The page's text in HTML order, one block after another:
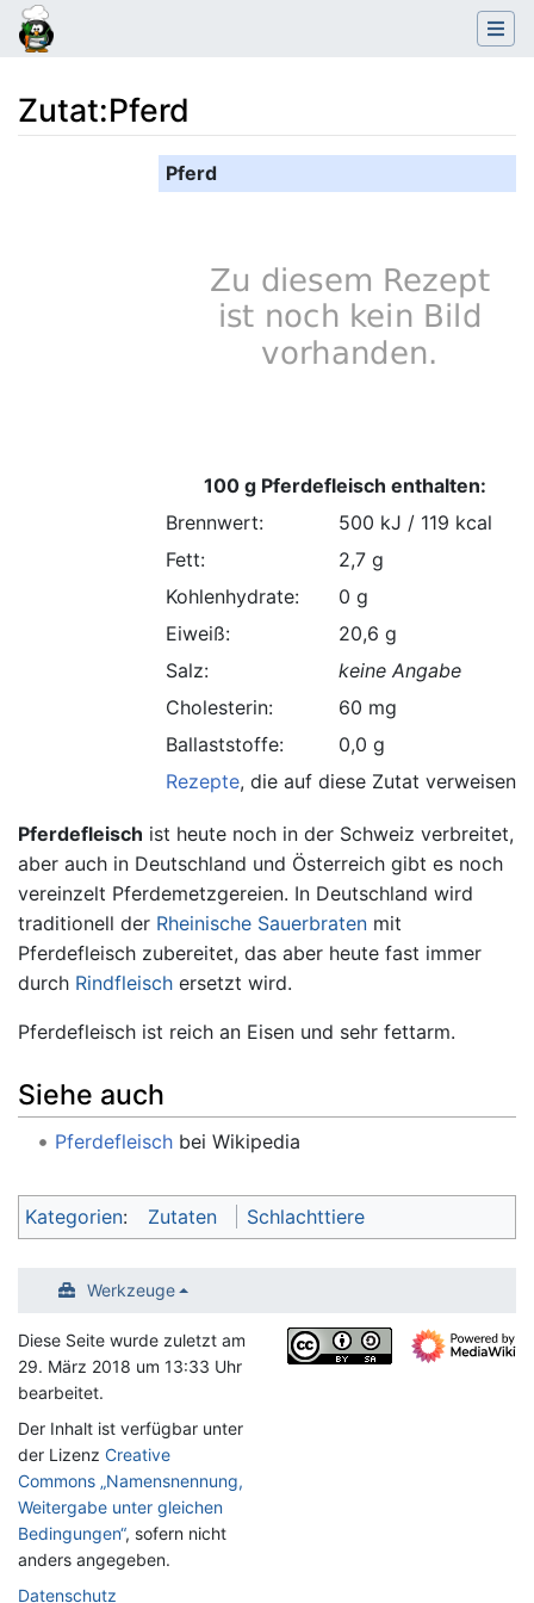
Zutat:Pferd
Navigation
Pferd
100 g Pferdefleisch enthalten:
Brennwert:
500 kJ / 119 kcal
Fett:
2,7 g
Kohlenhydrate:
0 g
Eiweiß:
20,6 g
Salz:
keine Angabe
Cholesterin:
60 mg
Ballaststoffe:
0,0 g
Rezepte, die auf diese Zutat verweisen.
Pferdefleisch ist heute noch in der Schweiz verbreitet,
aber auch in Deutschland und Österreich gibt es noch
vereinzelt Pferdemetzgereien. In Deutschland wird
traditionell der Rheinische Sauerbraten mit
Pferdefleisch zubereitet, das aber heute fast immer
durch Rindfleisch ersetzt wird.
Pferdefleisch ist reich an Eisen und sehr fettarm.
Siehe auch
Pferdefleischbei Wikipedia
Kategorien: Zutaten Schlachttiere
Werkzeuge
Diese Seite wurde zuletzt am
29. März 2018 um 13:33 Uhr
bearbeitet.
Der Inhalt ist verfügbar unter
der Lizenz Creative
Commons „Namensnennung,
Weitergabe unter gleichen
Bedingungen“, sofern nicht
anders angegeben.
Datenschutz